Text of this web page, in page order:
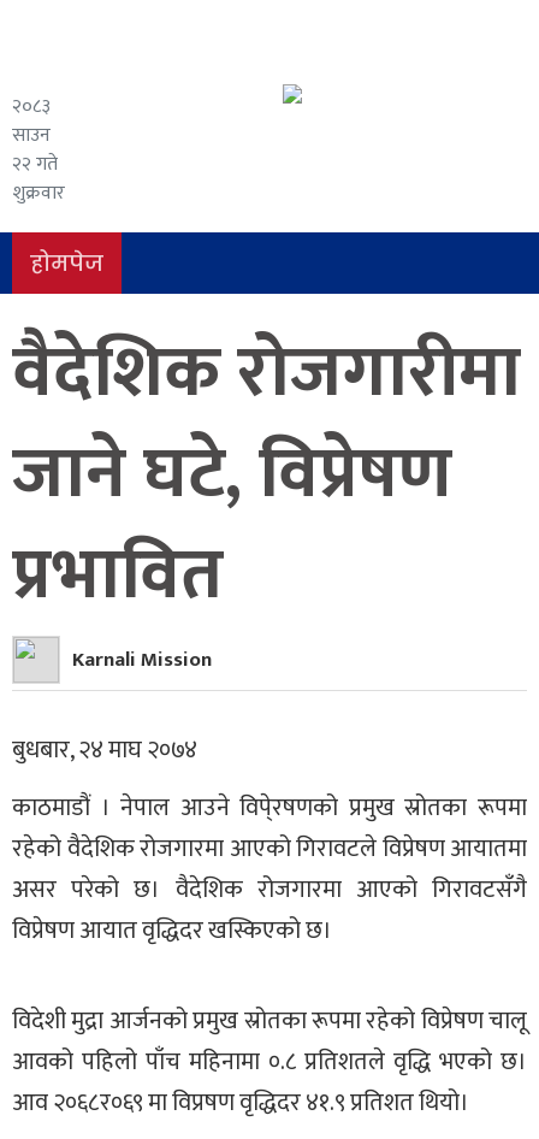
२०८३
साउन
२२ गते
शुक्रवार
होमपेज
वैदेशिक रोजगारीमा
जाने घटे, विप्रेषण
प्रभावित
Karnali Mission
बुधबार, २४ माघ २०७४
काठमाडौं । नेपाल आउने विपे्रषणको प्रमुख स्रोतका रूपमा
रहेको वैदेशिक रोजगारमा आएको गिरावटले विप्रेषण आयातमा
असर परेको छ। वैदेशिक रोजगारमा आएको गिरावटसँगै
विप्रेषण आयात वृद्धिदर खस्किएको छ।
विदेशी मुद्रा आर्जनको प्रमुख स्रोतका रूपमा रहेको विप्रेषण चालू
आवको पहिलो पाँच महिनामा ०.८ प्रतिशतले वृद्धि भएको छ।
आव २०६८र०६९ मा विप्रषण वृद्धिदर ४१.९ प्रतिशत थियो।